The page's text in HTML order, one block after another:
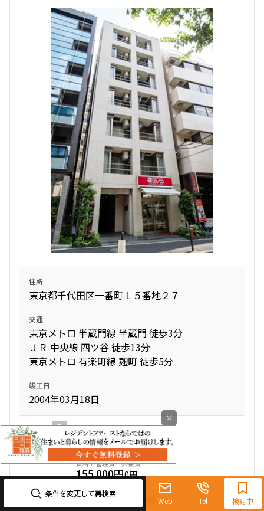
条件を変更して再検索
Web Tel
0120-321-719
9:30~18:00（水曜定休）
検討中
住所
東京都千代田区一番町１５番地２７
交通
東京メトロ 半蔵門線 半蔵門 徒歩3分
ＪＲ 中央線 四ツ谷 徒歩13分
東京メトロ 有楽町線 麹町 徒歩5分
竣工日
2004年03月18日
6階６０１
155,000円0円
×